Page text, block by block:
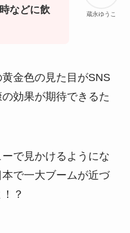
蔵永ゆうこ
などに飲
金色の見た目がSNS
効果が期待できるた
で見かけるようにな
で一大ブームが近づ
？